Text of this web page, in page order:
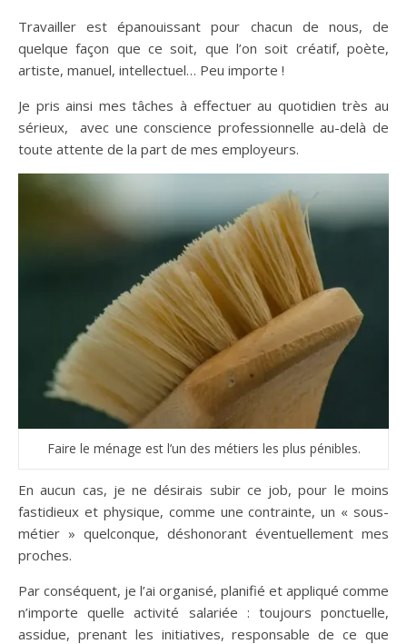
Travailler est épanouissant pour chacun de nous, de
quelque façon que ce soit, que l’on soit créatif, poète,
artiste, manuel, intellectuel… Peu importe !
Je pris ainsi mes tâches à effectuer au quotidien très au
sérieux, avec une conscience professionnelle au-delà de
toute attente de la part de mes employeurs.
Faire le ménage est l’un des métiers les plus pénibles.
En aucun cas, je ne désirais subir ce job, pour le moins
fastidieux et physique, comme une contrainte, un « sous-
métier » quelconque, déshonorant éventuellement mes
proches.
Par conséquent, je l’ai organisé, planifié et appliqué comme
n’importe quelle activité salariée : toujours ponctuelle,
assidue, prenant les initiatives, responsable de ce que